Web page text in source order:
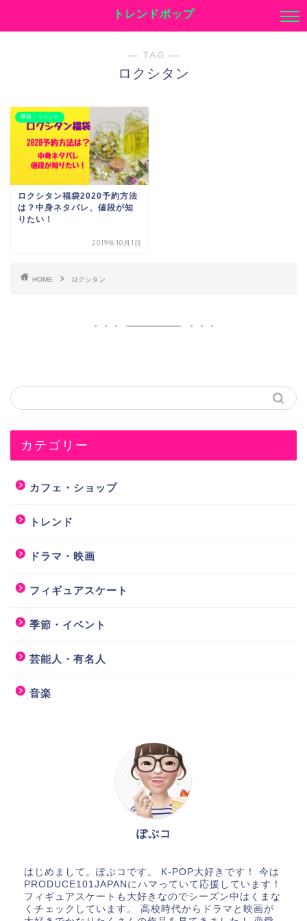
トレンドポップ
― TAG ―
ロクシタン
季節・イベント
ロクシタン福袋2020予約方法
は？中身ネタバレ、値段が知
りたい！
2019年10月1日
HOME ロクシタン
カテゴリー
カフェ・ショップ
トレンド
ドラマ・映画
フィギュアスケート
季節・イベント
芸能人・有名人
音楽
ぽぷコ
はじめまして。ぽぷコです。 K-POP大好きです！ 今は
PRODUCE101JAPANにハマっていて応援しています！
フィギュアスケートも大好きなのでシーズン中はくまな
くチェックしています。 高校時代からドラマと映画が